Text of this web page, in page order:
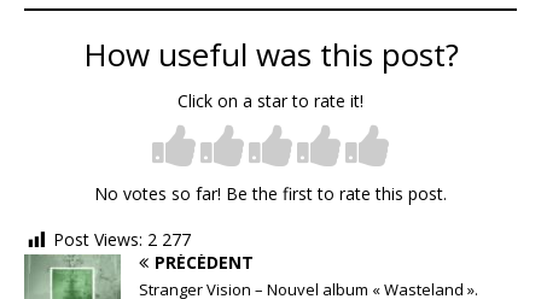
How useful was this post?
Click on a star to rate it!
No votes so far! Be the first to rate this post.
Post Views: 2 277
PRÉCÉDENT
Stranger Vision – Nouvel album « Wasteland ».